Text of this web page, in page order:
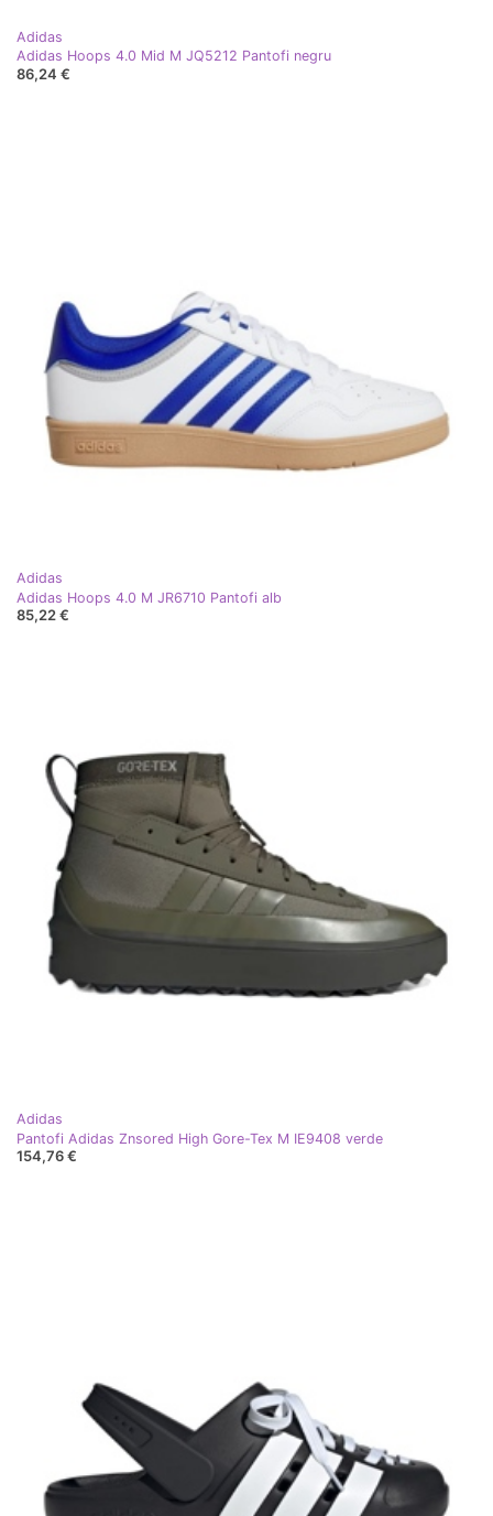
Adidas
Adidas Hoops 4.0 Mid M JQ5212 Pantofi negru
86,24 €
Adidas
Adidas Hoops 4.0 M JR6710 Pantofi alb
85,22 €
Adidas
Pantofi Adidas Znsored High Gore-Tex M IE9408 verde
154,76 €